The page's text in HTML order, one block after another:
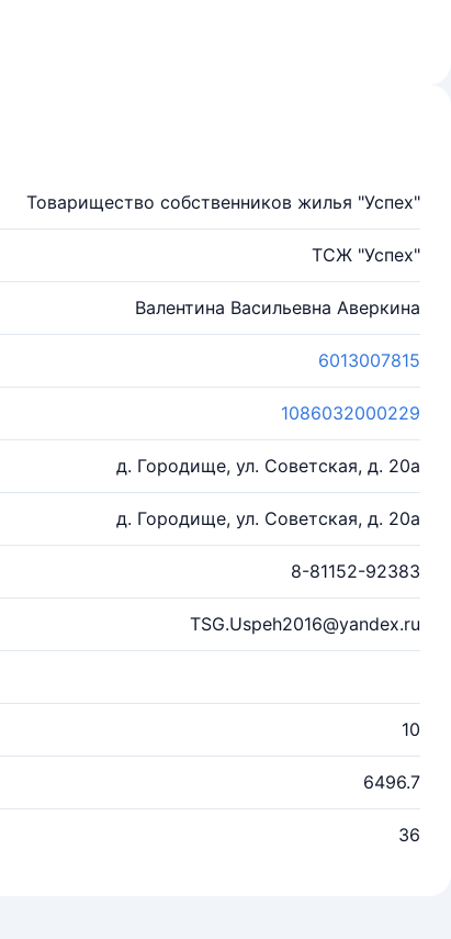
Товарищество собственников жилья "Успех"
ТСЖ "Успех"
Валентина Васильевна Аверкина
6013007815
1086032000229
д. Городище, ул. Советская, д. 20а
д. Городище, ул. Советская, д. 20а
8-81152-92383
TSG.Uspeh2016@yandex.ru
10
6496.7
36